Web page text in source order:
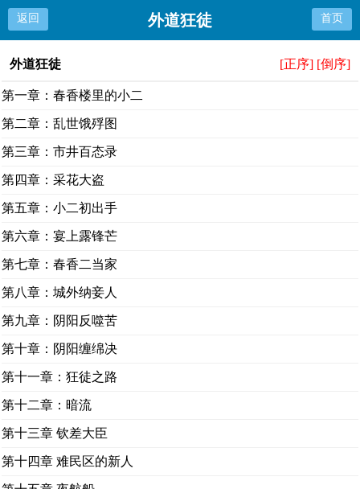
返回 外道狂徒 首页
外道狂徒 [正序] [倒序]
第一章：春香楼里的小二
第二章：乱世饿殍图
第三章：市井百态录
第四章：采花大盗
第五章：小二初出手
第六章：宴上露锋芒
第七章：春香二当家
第八章：城外纳妾人
第九章：阴阳反噬苦
第十章：阴阳缠绵决
第十一章：狂徒之路
第十二章：暗流
第十三章 钦差大臣
第十四章 难民区的新人